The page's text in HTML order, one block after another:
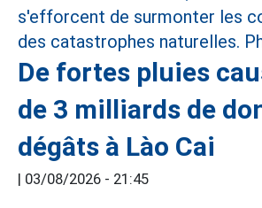
De fortes pluies
de 3 milliards de
dégâts à Lào Cai
| 03/08/2026 - 21:45